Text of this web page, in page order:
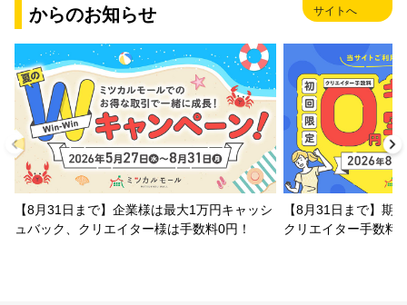
からのお知らせ
サイトへ
【8月31日まで】企業様は最大1万円キャッシ
ュバック、クリエイター様は手数料0円！
【8月31日まで】期
クリエイター手数料